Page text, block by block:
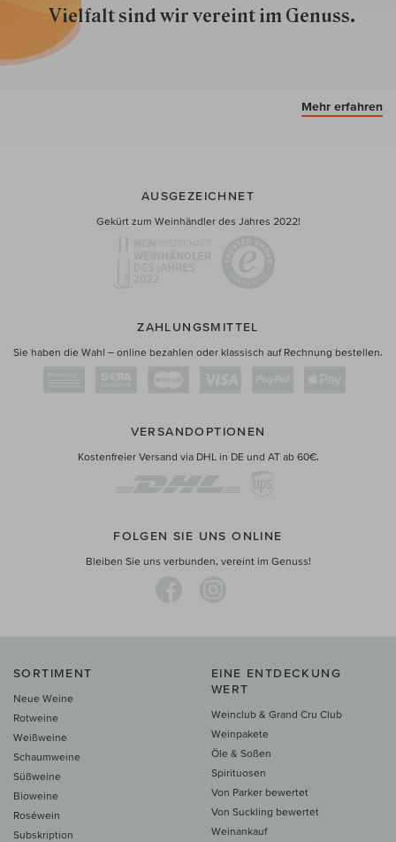
Vielfalt sind wir ver­eint im Genuss.
Mehr erfahren
AUSGEZEICHNET
Gekürt zum Weinhändler des Jahres 2022!
ZAHLUNGSMITTEL
Sie haben die Wahl – online bezahlen oder klassisch auf Rechnung bestellen.
VERSANDOPTIONEN
Kostenfreier Versand via DHL in DE und AT ab 60€.
FOLGEN SIE UNS ONLINE
Bleiben Sie uns verbunden, vereint im Genuss!
SORTIMENT
Neue Weine
Rotweine
Weißweine
Schaumweine
Süßweine
Bioweine
Roséwein
Subskription
EINE ENTDECKUNG
WERT
Weinclub & Grand Cru Club
Weinpakete
Öle & Soßen
Spirituosen
Von Parker bewertet
Von Suckling bewertet
Weinankauf